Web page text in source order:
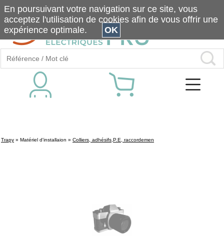
Trapy » Matériel d'installaion » Colliers, adhésifs,P.E, raccordemen
En poursuivant votre navigation sur ce site, vous
acceptez l'utilisation de cookies afin de vous offrir une
expérience optimale.
OK